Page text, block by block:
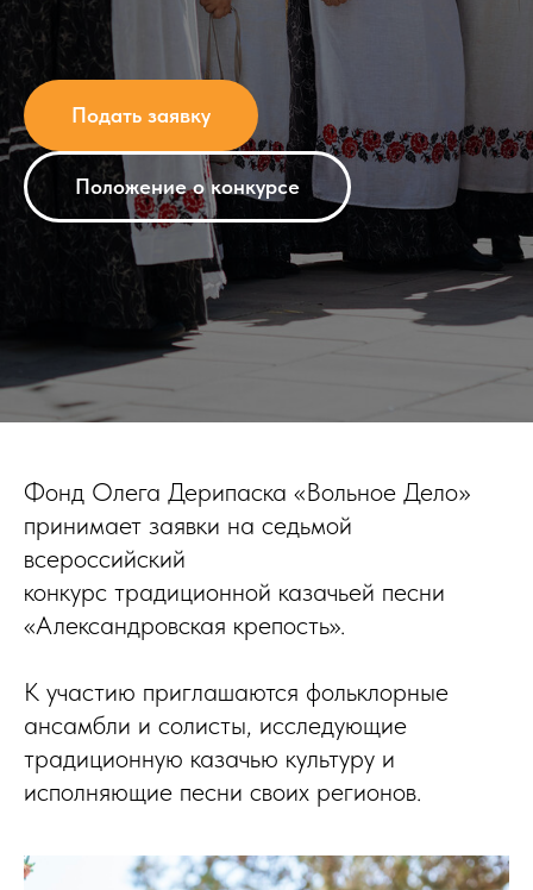
Подать заявку
Положение о конкурсе
Фонд Олега Дерипаска «Вольное Дело»
принимает заявки на седьмой
всероссийский
конкурс традиционной казачьей песни
«Александровская крепость».
К участию приглашаются фольклорные
ансамбли и солисты, исследующие
традиционную казачью культуру и
исполняющие песни своих регионов.